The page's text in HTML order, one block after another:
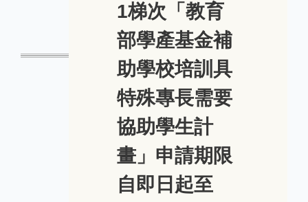
1梯次「教育
部學產基金補
助學校培訓具
特殊專長需要
協助學生計
畫」申請期限
自即日起至